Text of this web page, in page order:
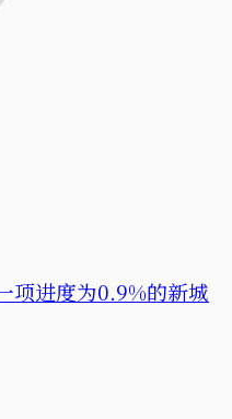
进度为0.9%的新城